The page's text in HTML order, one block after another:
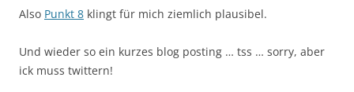
Also Punkt 8 klingt für mich ziemlich plausibel.
Und wieder so ein kurzes blog posting … tss … sorry, aber
ick muss twittern!